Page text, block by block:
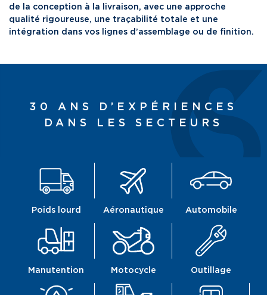
de la conception à la livraison, avec une approche
qualité rigoureuse, une traçabilité totale et une
intégration dans vos lignes d’assemblage ou de finition.
30 ANS D’EXPÉRIENCES
DANS LES SECTEURS
Poids lourd Aéronautique Automobile
Manutention Motocycle Outillage